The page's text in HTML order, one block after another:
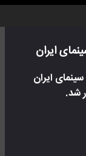
ایران
ایران